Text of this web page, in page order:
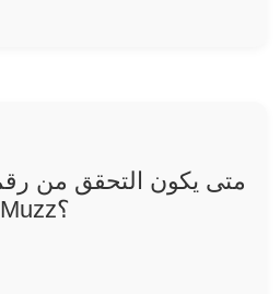
متى يكون التحقق من
Muzz؟